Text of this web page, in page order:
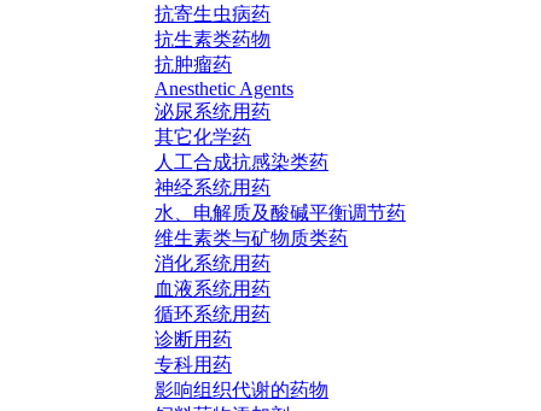
抗寄生虫病药
抗生素类药物
抗肿瘤药
Anesthetic Agents
泌尿系统用药
其它化学药
人工合成抗感染类药
神经系统用药
水、电解质及酸碱平衡调节药
维生素类与矿物质类药
消化系统用药
血液系统用药
循环系统用药
诊断用药
专科用药
影响组织代谢的药物